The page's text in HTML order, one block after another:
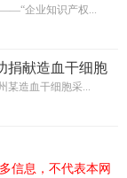
企业知识产权...
捐献造血干细胞
某造血干细胞采...
信息，不代表本网